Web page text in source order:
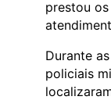
prestou
Durante
policiais